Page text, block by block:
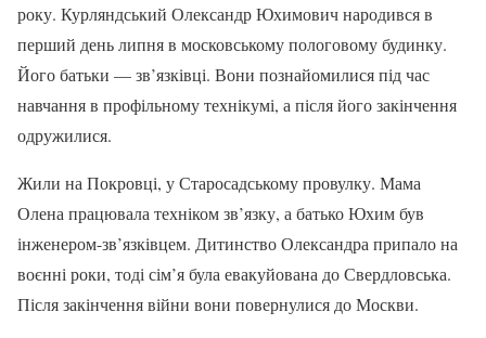
року. Курляндський Олександр Юхимович народився в
перший день липня в московському пологовому будинку.
Його батьки — зв’язківці. Вони познайомилися під час
навчання в профільному технікумі, а після його закінчення
одружилися.
Жили на Покровці, у Старосадському провулку. Мама
Олена працювала техніком зв’язку, а батько Юхим був
інженером-зв’язківцем. Дитинство Олександра припало на
воєнні роки, тоді сім’я була евакуйована до Свердловська.
Після закінчення війни вони повернулися до Москви.